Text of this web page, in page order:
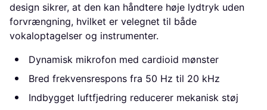
design sikrer, at den kan håndtere høje lydtryk uden
forvrængning, hvilket er velegnet til både
vokaloptagelser og instrumenter.
Dynamisk mikrofon med cardioid mønster
Bred frekvensrespons fra 50 Hz til 20 kHz
Indbygget luftfjedring reducerer mekanisk støj